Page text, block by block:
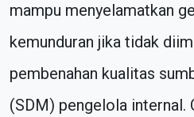
mampu menyelamatkan
kemunduran jika tidak
pembenahan kualitas
(SDM) pengelola internal.